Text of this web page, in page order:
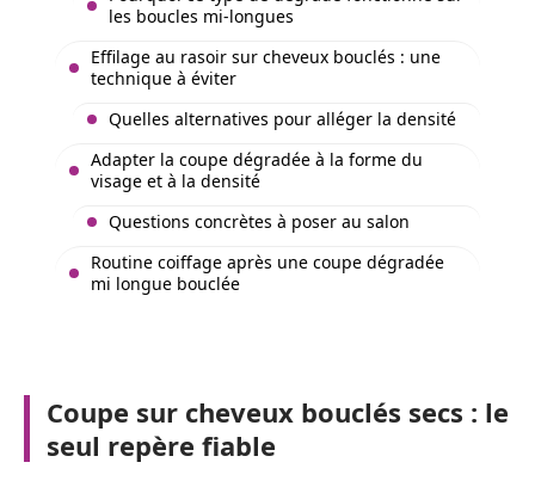
les boucles mi-longues
Effilage au rasoir sur cheveux bouclés : une
technique à éviter
Quelles alternatives pour alléger la densité
Adapter la coupe dégradée à la forme du
visage et à la densité
Questions concrètes à poser au salon
Routine coiffage après une coupe dégradée
mi longue bouclée
Coupe sur cheveux bouclés secs : le
seul repère fiable